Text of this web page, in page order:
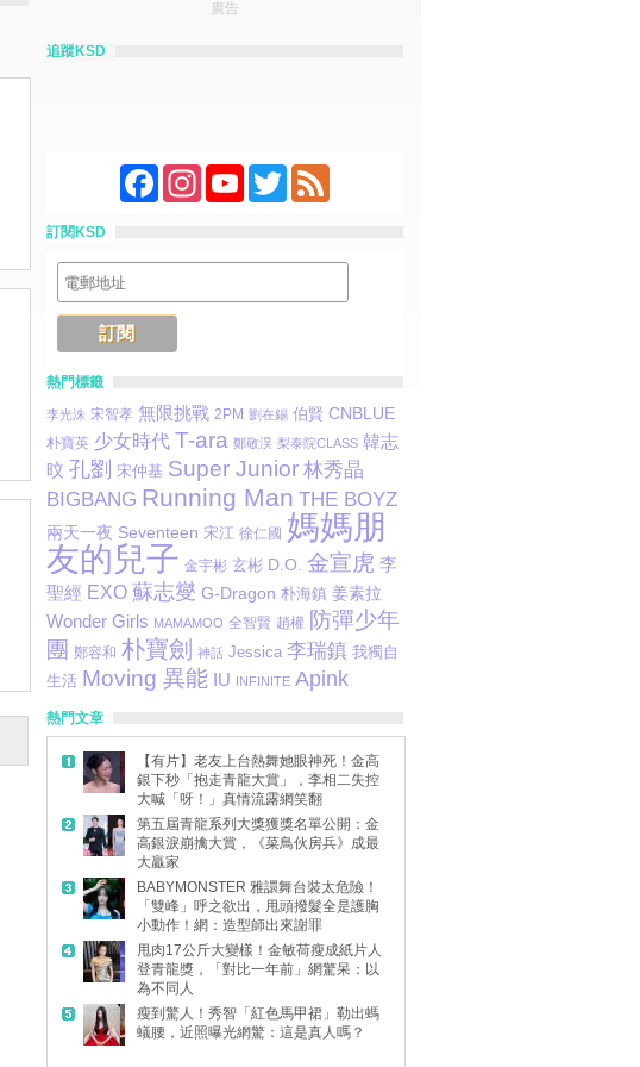
廣告
追蹤KSD
FacebookInstagramYouTubeTwitterFeed
訂閱KSD
熱門標籤
李光洙 宋智孝 無限挑戰 2PM 劉在錫 伯賢 CNBLUE
朴寶英 少女時代 T-ara 鄭敬淏 梨泰院CLASS 韓志
旼 孔劉 宋仲基 Super Junior 林秀晶
BIGBANG Running Man THE BOYZ
兩天一夜 Seventeen 宋江 徐仁國 媽媽朋
友的兒子 金宇彬 玄彬 D.O. 金宣虎 李
聖經 EXO 蘇志燮 G-Dragon 朴海鎮 姜素拉
Wonder Girls MAMAMOO 全智賢 趙權 防彈少年
團 鄭容和 朴寶劍 神話 Jessica 李瑞鎮 我獨自
生活 Moving 異能 IU INFINITE Apink
熱門文章
【有片】老友上台熱舞她眼神死！金高
銀下秒「抱走青龍大賞」，李相二失控
大喊「呀！」真情流露網笑翻
第五屆青龍系列大獎獲獎名單公開：金
高銀淚崩擒大賞，《菜鳥伙房兵》成最
大贏家
BABYMONSTER 雅譞舞台裝太危險！
「雙峰」呼之欲出，甩頭撥髮全是護胸
小動作！網：造型師出來謝罪
甩肉17公斤大變樣！金敏荷瘦成紙片人
登青龍獎，「對比一年前」網驚呆：以
為不同人
瘦到驚人！秀智「紅色馬甲裙」勒出螞
蟻腰，近照曝光網驚：這是真人嗎？